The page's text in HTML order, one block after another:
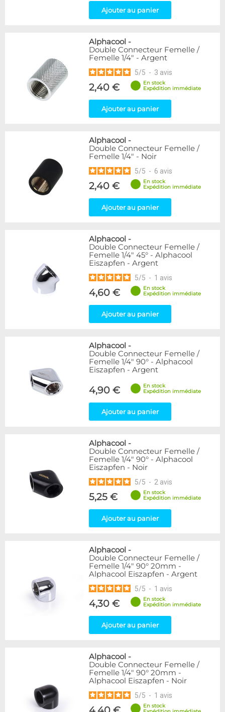
Ajouter au panier
Alphacool -
Double Connecteur Femelle /
Femelle 1/4" - Argent
5/5 - 3 avis
2,40 €
En stock
Expédition immédiate
Ajouter au panier
Alphacool -
Double Connecteur Femelle /
Femelle 1/4" - Noir
5/5 - 6 avis
2,40 €
En stock
Expédition immédiate
Ajouter au panier
Alphacool -
Double Connecteur Femelle /
Femelle 1/4" 45° - Alphacool
Eiszapfen - Argent
5/5 - 1 avis
4,60 €
En stock
Expédition immédiate
Ajouter au panier
Alphacool -
Double Connecteur Femelle /
Femelle 1/4" 90° - Alphacool
Eiszapfen - Argent
4,90 €
En stock
Expédition immédiate
Ajouter au panier
Alphacool -
Double Connecteur Femelle /
Femelle 1/4" 90° - Alphacool
Eiszapfen - Noir
5/5 - 2 avis
5,25 €
En stock
Expédition immédiate
Ajouter au panier
Alphacool -
Double Connecteur Femelle /
Femelle 1/4" 90° 20mm -
Alphacool Eiszapfen - Argent
5/5 - 1 avis
4,30 €
En stock
Expédition immédiate
Ajouter au panier
Alphacool -
Double Connecteur Femelle /
Femelle 1/4" 90° 20mm -
Alphacool Eiszapfen - Noir
5/5 - 1 avis
En stock